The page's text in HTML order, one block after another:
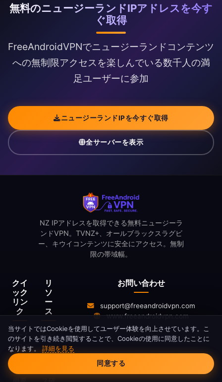
無料のニュージーランドIPアドレスを今す
ぐ取得
FreeAndroidVPNでニュージーランドコンテンツ
への無制限アクセスを楽しんでいる数千人の満
足ユーザーに参加
ニュージーランドIPを今すぐ取得
全サーバーを表示
クイ
ック
リン
ク
ホーム
ブログ
サーバ
リ
ソ
ー
ス
レビ
ュー
NZ IPアドレスを取得できる無料ニュージーラ
ンドVPN。TVNZ+、オールブラックスラグビ
ー、キウイコンテンツに安全にアクセス。無制
限の帯域幅。
お問い合わせ
support@freeandroidvpn.com
www.freeandroidvpn.com
Cookieの同意
当サイトではCookieを使用してユーザー体験を向上させています。こ
のサイトを引き続き閲覧することで、Cookieの使用に同意したことに
なります。 詳細を見る
同意する